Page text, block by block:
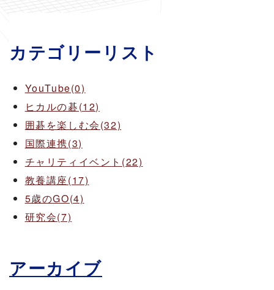
カテゴリーリスト
YouTube(0)
ヒカルの碁(12)
囲碁を楽しむ会(32)
国際連携(3)
チャリティイベント(22)
教養講座(17)
5歳のGO(4)
研究会(7)
アーカイブ